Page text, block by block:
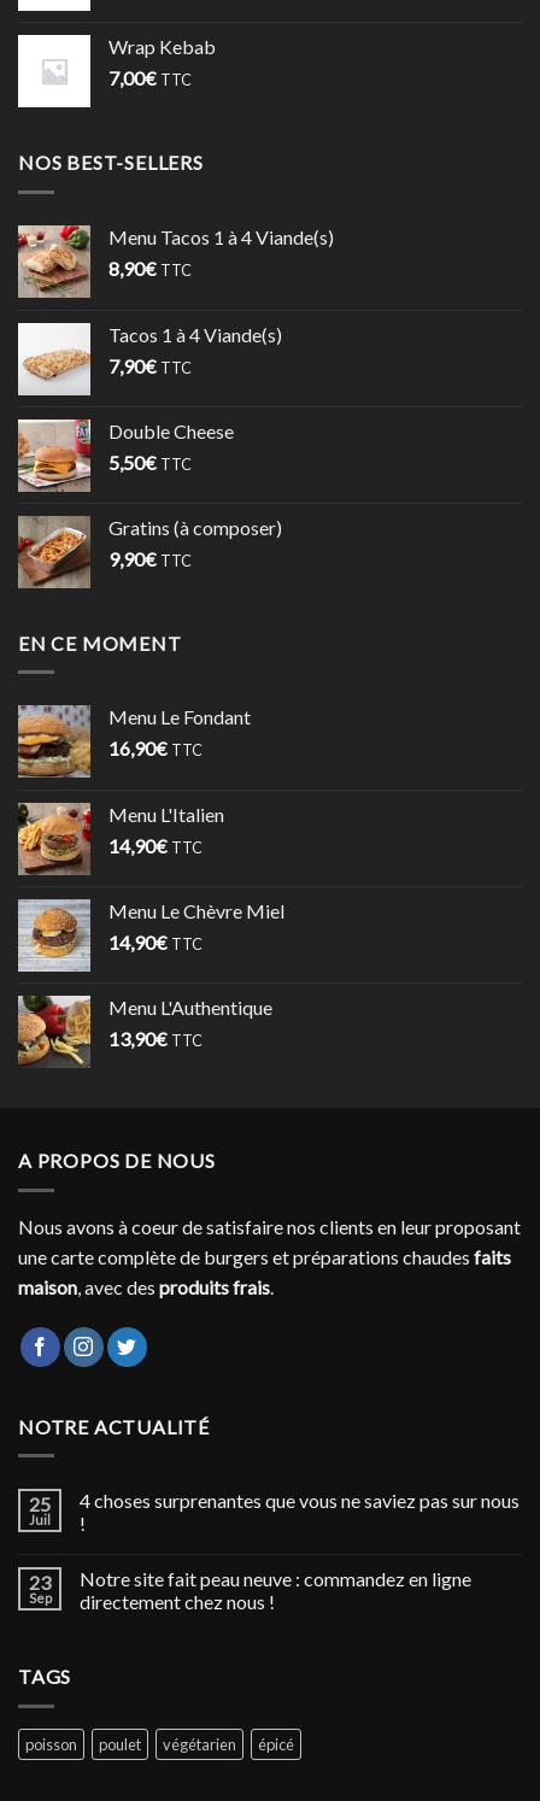
Wrap Kebab
7,00€ TTC
NOS BEST-SELLERS
Menu Tacos 1 à 4 Viande(s)
8,90€ TTC
Tacos 1 à 4 Viande(s)
7,90€ TTC
Double Cheese
5,50€ TTC
Gratins (à composer)
9,90€ TTC
EN CE MOMENT
Menu Le Fondant
16,90€ TTC
Menu L'Italien
14,90€ TTC
Menu Le Chèvre Miel
14,90€ TTC
Menu L'Authentique
13,90€ TTC
A PROPOS DE NOUS
Nous avons à coeur de satisfaire nos clients en leur proposant
une carte complète de burgers et préparations chaudes faits
maison , avec des produits frais
NOTRE ACTUALITÉ
25
Juil
4 choses surprenantes que vous ne saviez pas sur nous
!
23
Sep
Notre site fait peau neuve : commandez en ligne
directement chez nous !
TAGS
poisson poulet végétarien épicé